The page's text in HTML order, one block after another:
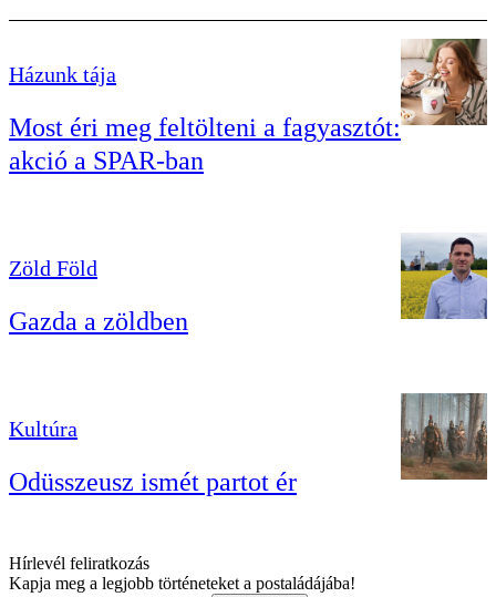
Házunk tája
Most éri meg feltölteni a fagyasztót:
akció a SPAR-ban
Zöld Föld
Gazda a zöldben
Kultúra
Odüsszeusz ismét partot ér
Hírlevél feliratkozás
Kapja meg a legjobb történeteket a postaládájába!